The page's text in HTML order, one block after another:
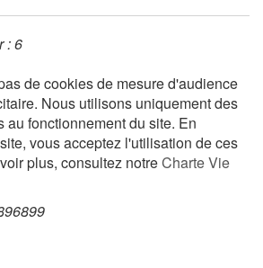
: 6
de cookies de mesure d'audience
Nous utilisons uniquement des
au fonctionnement du site. En
vous acceptez l'utilisation de ces
plus, consultez notreCharte Vie